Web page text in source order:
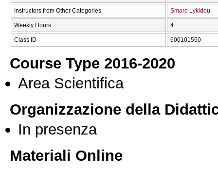
Instructors from Other Categories Smaro Lykidou
Weekly Hours 4
Class ID 600101550
Course Type 2016-2020
Area Scientifica
Organizzazione della
In presenza
Materiali Online